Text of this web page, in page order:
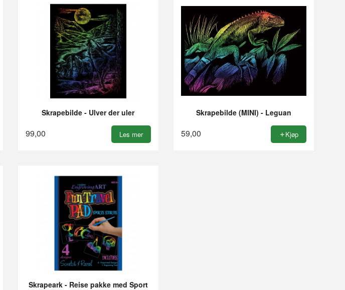
Skrapebilde - Ulver der uler
99,00 Les mer
Skrapebilde (MINI) - Leguan
59,00 Kjøp
Skrapeark - Reise pakke med Sport